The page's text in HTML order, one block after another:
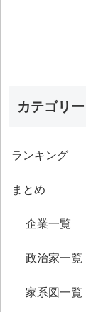
カテゴリー
ランキング
まとめ
企業一覧
政治家一覧
家系図一覧